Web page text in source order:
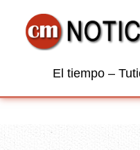
El tiempo –